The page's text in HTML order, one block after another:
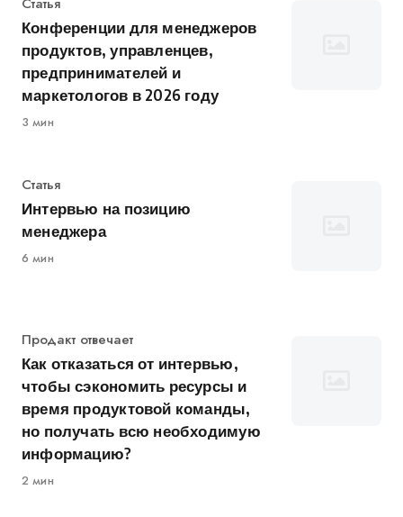
Конференции для менеджеров
продуктов, управленцев,
предпринимателей и
маркетологов в 2026 году
3 мин
Категория
Статья
Интервью на позицию
менеджера
6 мин
Категория
Продакт отвечает
Как отказаться от интервью,
чтобы сэкономить ресурсы и
время продуктовой команды,
но получать всю необходимую
информацию?
2 мин